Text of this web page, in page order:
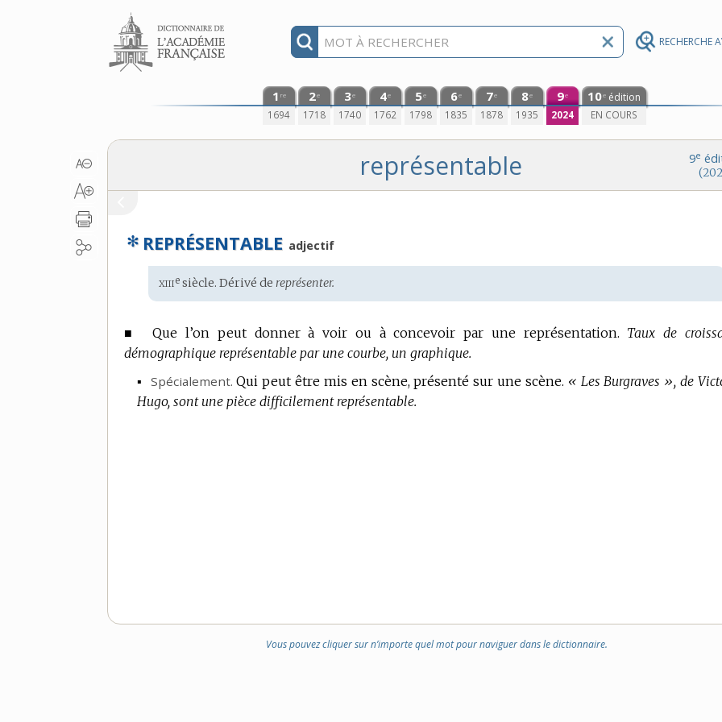
RECHERCHE
Aller au contenu
1 re
1694
2e
1718
3e
1740
4e
1762
5e
1798
6e
1835
7e
1878
8e
1935
9e
2024
10e édition
EN COURS
9e
représentable
✻ REPRÉSENTABLE adjectif
Étymologie
:
xiiie siècle. Dérivé dereprésenter.
■Que l’on peut donner à voir ou à concevoir par une représentation. Taux de
démographique représentable par une courbe, un graphique.
▪ Spécialement. Qui peut être mis en scène, présenté sur une scène. « Les Burgraves », de
Hugo, sont une pièce difficilement représentable.
Vous pouvez cliquer sur n’importe quel mot pour naviguer dans le dictionnaire.